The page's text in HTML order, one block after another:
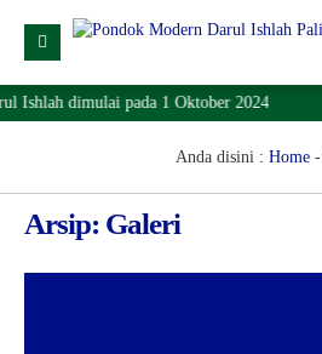
Profil
Lainnya
Ishlah dimulai pada 1 Oktober 2024
Anda disini : Home-
Arsip: Galeri